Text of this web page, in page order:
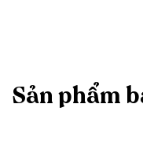
Sản phẩm